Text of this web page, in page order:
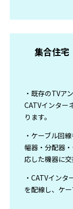
集合住宅
・既存のTVア
CATVインター
ります。
・ケーブル回
幅器・分配器
応した機器に交
・CATVイン
を配線し、ケ